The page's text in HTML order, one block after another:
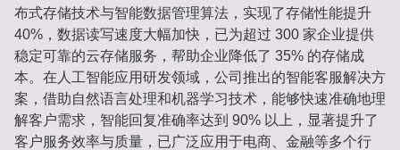
布式存储技术与智能数据管理算法，实现了存储性能提升
40%，数据读写速度大幅加快，已为超过 300 家企业提供
稳定可靠的云存储服务，帮助企业降低了 35% 的存储成
本。在人工智能应用研发领域，公司推出的智能客服解决方
案，借助自然语言处理和机器学习技术，能够快速准确地理
解客户需求，智能回复准确率达到 90% 以上，显著提升了
客户服务效率与质量，已广泛应用于电商、金融等多个行